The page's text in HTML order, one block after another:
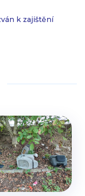
k zajištění